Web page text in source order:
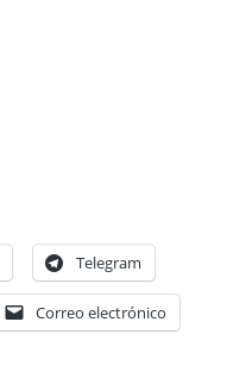
Telegram
Correo electrónico